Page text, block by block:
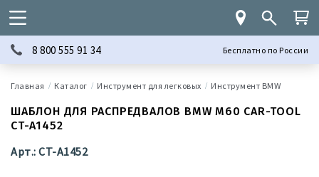
8 800 555 91 34 Бесплатно по России
Каталог Инструмент для легковых Инструмент BMW
ШАБЛОН ДЛЯ РАСПРЕДВАЛОВ BMW M60 CAR-TOOL
CT-A1452
Арт.: CT-A1452